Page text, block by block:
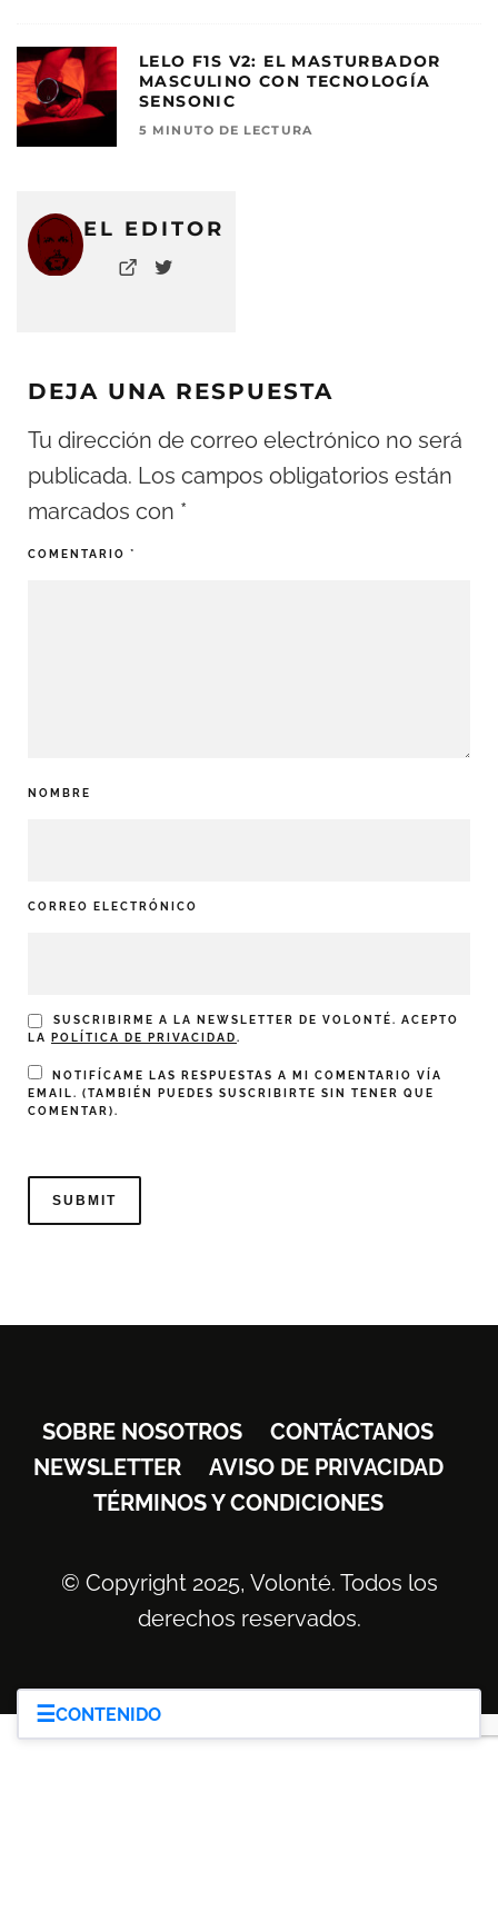
☰CONTENIDO
EL EDITOR
LELO F1S V2: EL MASTURBADOR
MASCULINO CON TECNOLOGÍA
SENSONIC
5 MINUTO DE LECTURA
DEJA UNA RESPUESTA
Tu dirección de correo electrónico no será
publicada. Los campos obligatorios están
marcados con *
COMENTARIO *
NOMBRE
CORREO ELECTRÓNICO
SUSCRIBIRME A LA NEWSLETTER DE VOLONTÉ. ACEPTO
LA
POLÍTICA DE PRIVACIDAD.
NOTIFÍCAME LAS RESPUESTAS A MI COMENTARIO VÍA
EMAIL. (TAMBIÉN PUEDES SUSCRIBIRTE SIN TENER QUE
COMENTAR).
SOBRE NOSOTROS
CONTÁCTANOS
NEWSLETTER
AVISO DE PRIVACIDAD
TÉRMINOS Y CONDICIONES
© Copyright 2025, Volonté. Todos los
derechos reservados.